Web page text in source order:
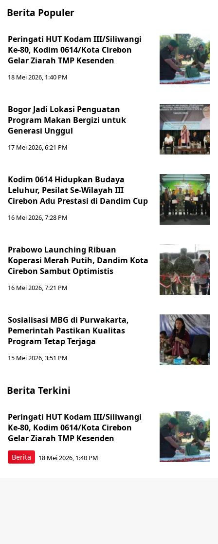
Berita Populer
Peringati HUT Kodam III/Siliwangi
Ke-80, Kodim 0614/Kota Cirebon
Gelar Ziarah TMP Kesenden
18 Mei 2026, 1:40 PM
Bogor Jadi Lokasi Penguatan
Program Makan Bergizi untuk
Generasi Unggul
17 Mei 2026, 6:21 PM
Kodim 0614 Hidupkan Budaya
Leluhur, Pesilat Se-Wilayah III
Cirebon Adu Prestasi di Dandim Cup
16 Mei 2026, 7:28 PM
Prabowo Launching Ribuan
Koperasi Merah Putih, Dandim Kota
Cirebon Sambut Optimistis
16 Mei 2026, 7:21 PM
Sosialisasi MBG di Purwakarta,
Pemerintah Pastikan Kualitas
Program Tetap Terjaga
15 Mei 2026, 3:51 PM
Berita Terkini
Berita
Peringati HUT Kodam III/Siliwangi
Ke-80, Kodim 0614/Kota Cirebon
Gelar Ziarah TMP Kesenden
18 Mei 2026, 1:40 PM